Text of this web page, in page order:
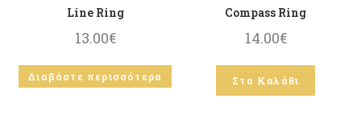
Line Ring
13.00€
Διαβάστε περισσότερα
Compass Ring
14.00€
Στο Καλάθι